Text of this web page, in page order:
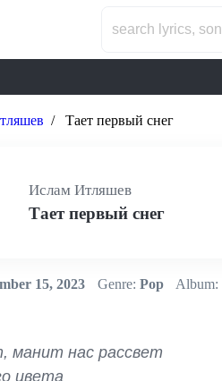
Тает первый снег
Ислам Итляшев
Тает первый снег
15, 2023 Genre: Pop Album:
манит нас рассвет
цвета